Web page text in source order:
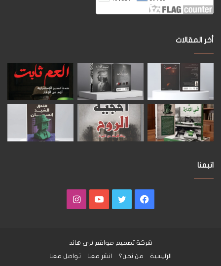
أخر المقالات
اتبعنا
فيسبوكتويتر يوتيوبانستقرام
شركة تصميم مواقع ثرى هاند
الرئيسية
من نحن؟ انشر معنا تواصل معنا